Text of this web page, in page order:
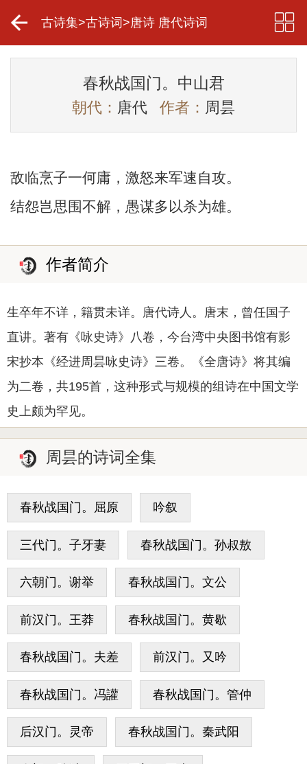
古诗集>古诗词 >唐诗 唐代诗词
春秋战国门。中山君
朝代： 唐代 作者： 周昙
敌临烹子一何庸，激怒来军速自攻。
结怨岂思围不解，愚谋多以杀为雄。
作者简介
生卒年不详，籍贯未详。唐代诗人。唐末，曾任国子
直讲。著有《咏史诗》八卷，今台湾中央图书馆有影
宋抄本《经进周昙咏史诗》三卷。《全唐诗》将其编
为二卷，共195首，这种形式与规模的组诗在中国文学
史上颇为罕见。
周昙的诗词全集
春秋战国门。屈原 吟叙
三代门。子牙妻 春秋战国门。孙叔敖
六朝门。谢举 春秋战国门。文公
前汉门。王莽 春秋战国门。黄歇
春秋战国门。夫差 前汉门。又吟
春秋战国门。冯讙 春秋战国门。管仲
后汉门。灵帝 春秋战国门。秦武阳